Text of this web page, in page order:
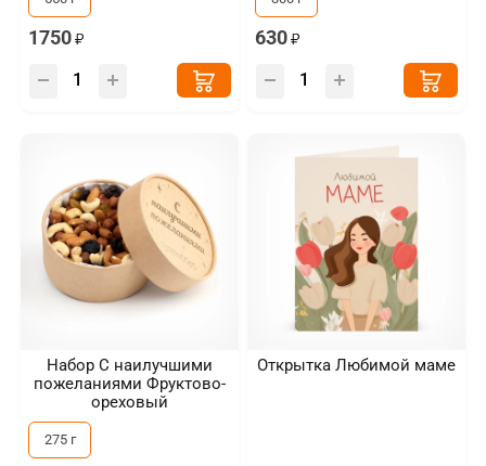
1750 630
Набор С наилучшими
пожеланиями Фруктово-
ореховый
275 г
Открытка Любимой маме